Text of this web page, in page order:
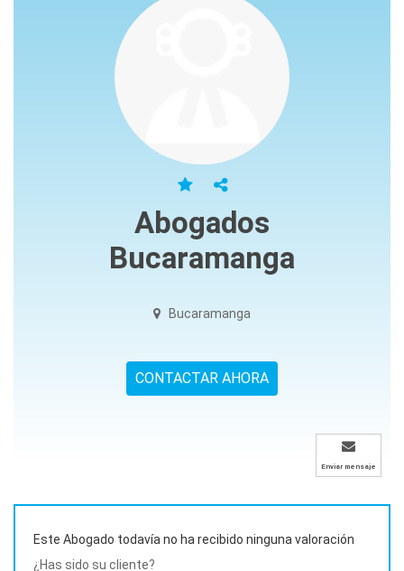
Abogados
Bucaramanga
Bucaramanga
CONTACTAR AHORA
Enviar mensaje
Este Abogado todavía no ha recibido ninguna valoración
¿Has sido su cliente?